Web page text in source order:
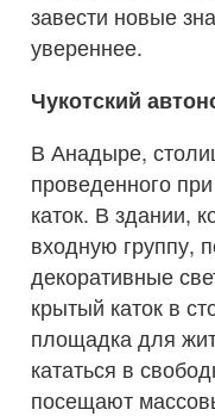
завести новые
увереннее.
Чукотский
В Анадыре,
проведенного
каток. В здании,
входную группу,
декоративные
крытый каток в
площадка для
кататься в
посещают